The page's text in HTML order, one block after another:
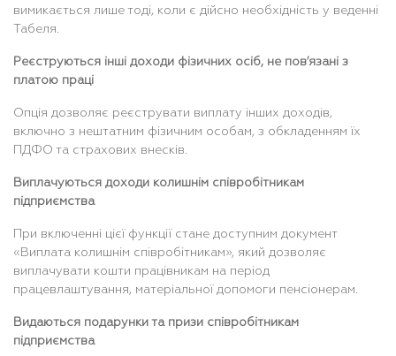
вимикається лише тоді, коли є дійсно необхідність у веденні
Табеля.
Реєструються інші доходи фізичних осіб, не пов’язані з
платою праці
Опція дозволяє реєструвати виплату інших доходів,
включно з нештатним фізичним особам, з обкладенням їх
ПДФО та страхових внесків.
Виплачуються доходи колишнім співробітникам
підприємства
При включенні цієї функції стане доступним документ
«Виплата колишнім співробітникам», який дозволяє
виплачувати кошти працівникам на період
працевлаштування, матеріальної допомоги пенсіонерам.
Видаються подарунки та призи співробітникам
підприємства